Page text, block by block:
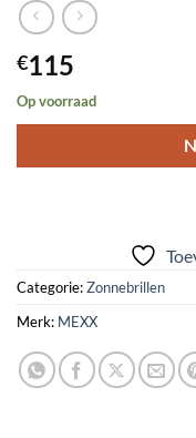
€115
Op voorraad
Categorie:Zonnebrillen
Merk: MEXX